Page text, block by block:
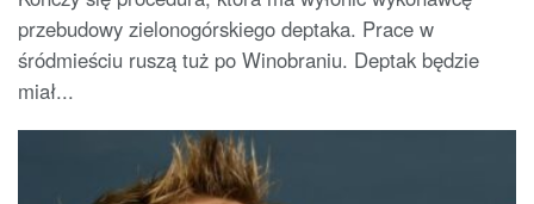
przebudowy zielonogórskiego deptaka. Prace w
śródmieściu ruszą tuż po Winobraniu. Deptak będzie
miał...